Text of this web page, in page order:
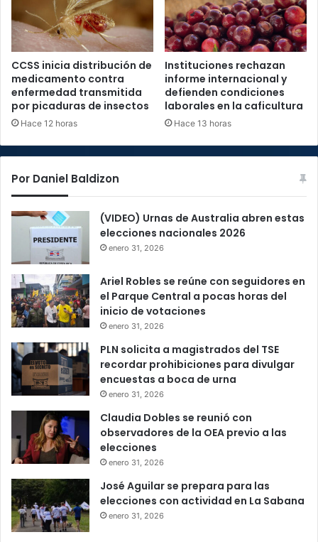
CCSS inicia distribución de
medicamento contra
enfermedad transmitida
por picaduras de insectos
Hace 12 horas
Instituciones rechazan
informe internacional y
defienden condiciones
laborales en la caficultura
Hace 13 horas
Por Daniel Baldizon
(VIDEO) Urnas de Australia abren estas
elecciones nacionales 2026
enero 31, 2026
Ariel Robles se reúne con seguidores en
el Parque Central a pocas horas del
inicio de votaciones
enero 31, 2026
PLN solicita a magistrados del TSE
recordar prohibiciones para divulgar
encuestas a boca de urna
enero 31, 2026
Claudia Dobles se reunió con
observadores de la OEA previo a las
elecciones
enero 31, 2026
José Aguilar se prepara para las
elecciones con actividad en La Sabana
enero 31, 2026